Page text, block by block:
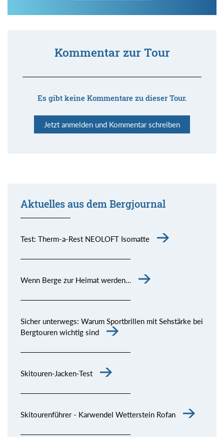
Kommentar zur Tour
Es gibt keine Kommentare zu dieser Tour.
Jetzt anmelden und Kommentar schreiben
Aktuelles aus dem Bergjournal
Test: Therm-a-Rest NEOLOFT Isomatte
Wenn Berge zur Heimat werden…
Sicher unterwegs: Warum Sportbrillen mit Sehstärke bei
Bergtouren wichtig sind
Skitouren-Jacken-Test
Skitourenführer - Karwendel Wetterstein Rofan